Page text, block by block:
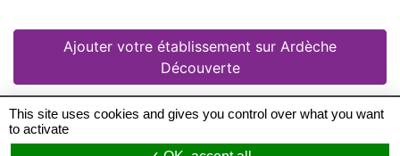
Ajouter votre établissement sur Ardèche
Découverte
© 2008 - 2026 Ardèche Découverte •
This site uses cookies and gives you control over what you want
to activate